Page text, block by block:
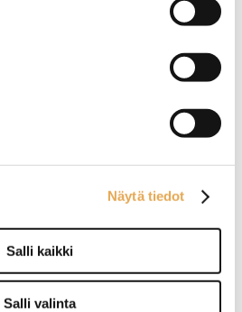
Näytä tiedot
Salli kaikki
Salli valinta